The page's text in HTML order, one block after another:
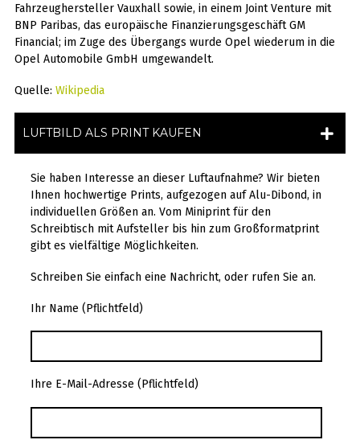
Fahrzeughersteller Vauxhall sowie, in einem Joint Venture mit
BNP Paribas, das europäische Finanzierungsgeschäft GM
Financial; im Zuge des Übergangs wurde Opel wiederum in die
Opel Automobile GmbH umgewandelt.
Quelle: Wikipedia
LUFTBILD ALS PRINT KAUFEN
Sie haben Interesse an dieser Luftaufnahme? Wir bieten
Ihnen hochwertige Prints, aufgezogen auf Alu-Dibond, in
individuellen Größen an. Vom Miniprint für den
Schreibtisch mit Aufsteller bis hin zum Großformatprint
gibt es vielfältige Möglichkeiten.
Schreiben Sie einfach eine Nachricht, oder rufen Sie an.
Ihr Name (Pflichtfeld)
Ihre E-Mail-Adresse (Pflichtfeld)